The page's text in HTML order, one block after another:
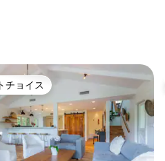
ゲストチョイスです。
チョイス